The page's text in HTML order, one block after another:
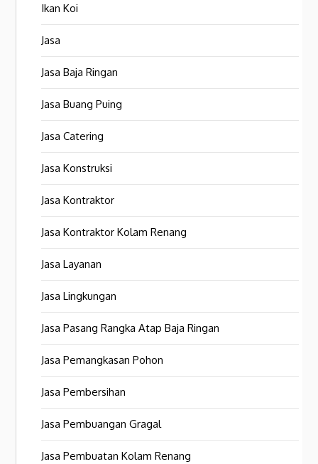
Ikan Koi
Jasa
Jasa Baja Ringan
Jasa Buang Puing
Jasa Catering
Jasa Konstruksi
Jasa Kontraktor
Jasa Kontraktor Kolam Renang
Jasa Layanan
Jasa Lingkungan
Jasa Pasang Rangka Atap Baja Ringan
Jasa Pemangkasan Pohon
Jasa Pembersihan
Jasa Pembuangan Gragal
Jasa Pembuatan Kolam Renang